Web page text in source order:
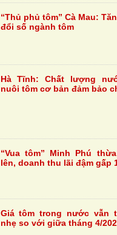
“Thủ phủ tôm” Cà Mau:
đổi số ngành tôm
Hà Tĩnh: Chất lượng
nuôi tôm cơ bản đảm bảo
“Vua tôm” Minh Phú
lên, doanh thu lãi đậm gấp
Giá tôm trong nước vẫn
nhẹ so với giữa tháng 4/